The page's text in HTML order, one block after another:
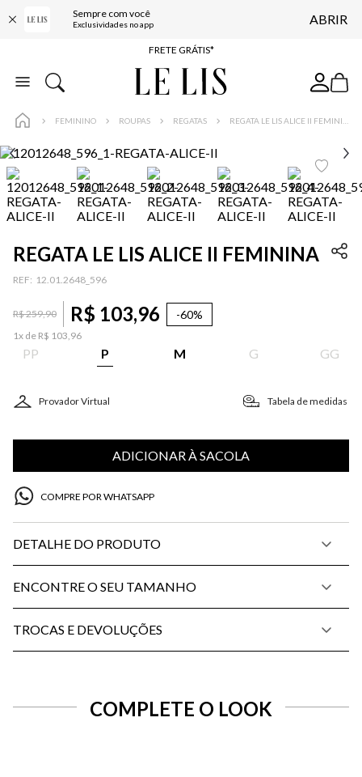
Sempre com você
Exclusividades no app ABRIR
FRETE GRÁTIS*
BAIXE O APP
10% OFF NA PRIMEIRA COMPRA*
FRETE GRÁTIS*
BAIXE O APP
10% OFF NA PRIMEIRA COMPRA*
FEMININO ROUPAS REGATAS
REGATA LE LIS ALICE II FEMININA
: 12.01.2648_596
R$259,90 R$ 103,96 -60%
1x de R$ 103,96
PP P M G GG
Provador Virtual Tabela de medidas
ADICIONAR À SACOLA
COMPRE POR WHATSAPP
DETALHE DO PRODUTO
ENCONTRE O SEU TAMANHO
TROCAS E DEVOLUÇÕES
COMPLETE O LOOK